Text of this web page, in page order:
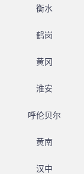
衡水
鹤岗
黄冈
淮安
呼伦贝尔
黄南
汉中